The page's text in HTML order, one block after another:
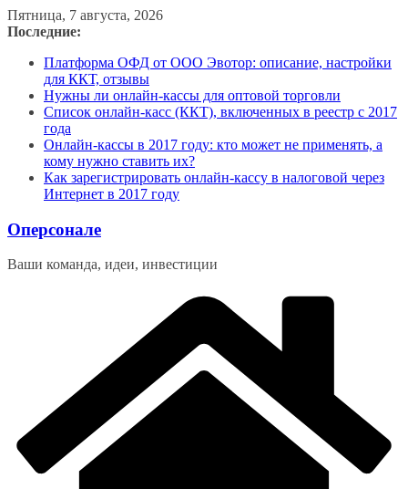
Перейти
к
Пятница, 7 августа, 2026
Последние:
Платформа ОФД от ООО Эвотор: описание, настройки
для ККТ, отзывы
Нужны ли онлайн-кассы для оптовой торговли
Список онлайн-касс (ККТ), включенных в реестр с 2017
года
Онлайн-кассы в 2017 году: кто может не применять, а
кому нужно ставить их?
Как зарегистрировать онлайн-кассу в налоговой через
Интернет в 2017 году
Оперсонале
Ваши команда, идеи, инвестиции